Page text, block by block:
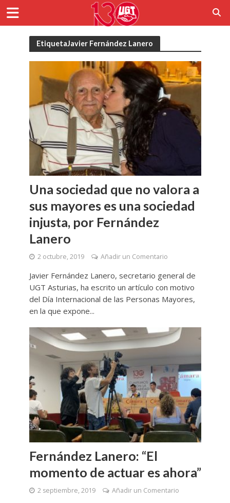
EtiquetaJavier Fernández Lanero
Una sociedad que no valora a
sus mayores es una sociedad
injusta, por Fernández
Lanero
2 octubre, 2019 Añadir un Comentario
Javier Fernández Lanero, secretario general de
UGT Asturias, ha escrito un artículo con motivo
del Día Internacional de las Personas Mayores,
en la que expone...
Fernández Lanero: “El
momento de actuar es ahora”
2 septiembre, 2019 Añadir un Comentario